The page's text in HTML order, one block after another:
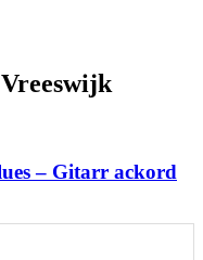
– Gitarr ackord